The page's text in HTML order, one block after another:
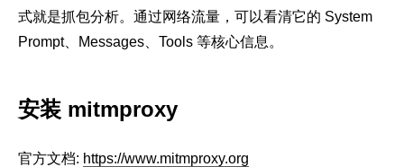
式就是抓包分析。通过网络流量，可以看清它的 System
Prompt、Messages、Tools 等核心信息。
安装 mitmproxy
官方文档: https://www.mitmproxy.org